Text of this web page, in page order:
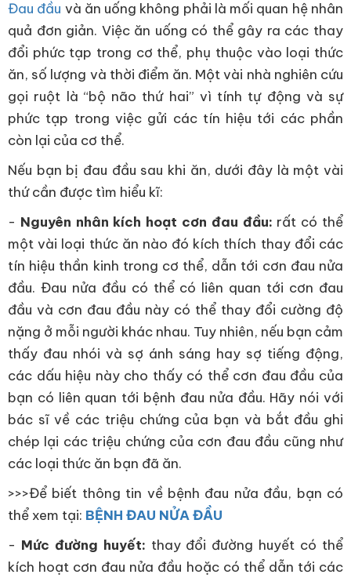
Đau đầu và ăn uống không phải là mối quan hệ nhân
quả đơn giản. Việc ăn uống có thể gây ra các thay
đổi phức tạp trong cơ thể, phụ thuộc vào loại thức
ăn, số lượng và thời điểm ăn. Một vài nhà nghiên cứu
gọi ruột là “bộ não thứ hai” vì tính tự động và sự
phức tạp trong việc gửi các tín hiệu tới các phần
còn lại của cơ thể.
Nếu bạn bị đau đầu sau khi ăn, dưới đây là một vài
thứ cần được tìm hiểu kĩ:
- Nguyên nhân kích hoạt cơn đau đầu: rất có thể
một vài loại thức ăn nào đó kích thích thay đổi các
tín hiệu thần kinh trong cơ thể, dẫn tới cơn đau nửa
đầu. Đau nửa đầu có thể có liên quan tới cơn đau
đầu và cơn đau đầu này có thể thay đổi cường độ
nặng ở mỗi người khác nhau. Tuy nhiên, nếu bạn cảm
thấy đau nhói và sợ ánh sáng hay sợ tiếng động,
các dấu hiệu này cho thấy có thể cơn đau đầu của
bạn có liên quan tới bệnh đau nửa đầu. Hãy nói với
bác sĩ về các triệu chứng của bạn và bắt đầu ghi
chép lại các triệu chứng của cơn đau đầu cũng như
các loại thức ăn bạn đã ăn.
>>>Để biết thông tin về bệnh đau nửa đầu, bạn có
thể xem tại: BỆNH ĐAU NỬA ĐẦU
- Mức đường huyết: thay đổi đường huyết có thể
kích hoạt cơn đau nửa đầu hoặc có thể dẫn tới các